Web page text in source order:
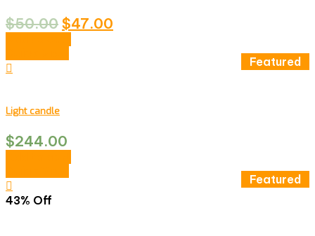
$50.00 $47.00
Featured
Light candle
$244.00
Featured
43% Off